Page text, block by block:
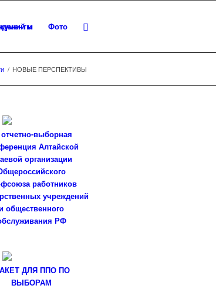
Фото
/ НОВЫЕ ПЕРСПЕКТИВЫ
выборная
Алтайской
организации
работников
учреждений
общественного
РФ
ДЛЯ ППО ПО
ВЫБОРАМ